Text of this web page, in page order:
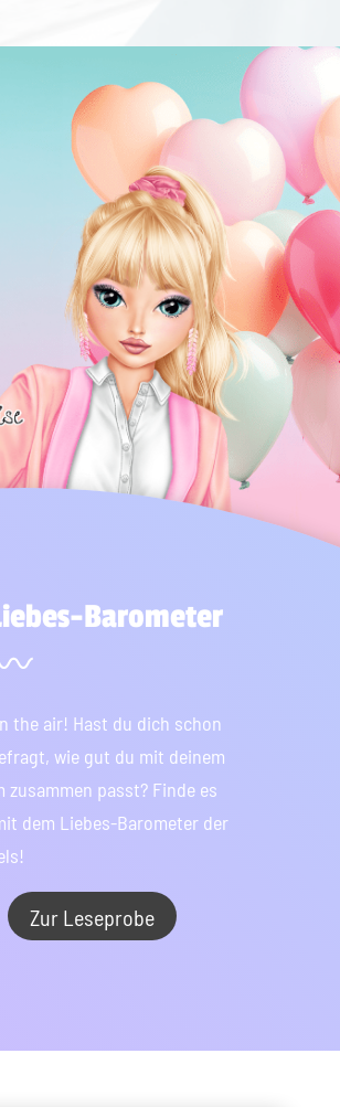
Barometer
the air! Hast du dich schon
wie gut du mit deinem
zusammen passt? Finde es
dem Liebes-Barometer der
Zur Leseprobe